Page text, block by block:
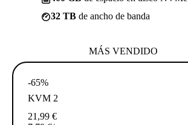
32 TB de ancho de banda
MÁS VENDIDO
-65%
KVM 2
21,99 €